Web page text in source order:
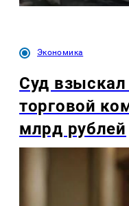
Экономика
Суд взыскал
торговой
млрд рублей